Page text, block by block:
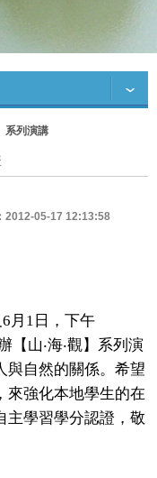
系列演講
2012-05-17 12:13:58
6 月 1 日 ，下午
【山‧海‧觀】系列演
與自然的關係。希望
來強化本地學生的在
學習學分認證， 敬